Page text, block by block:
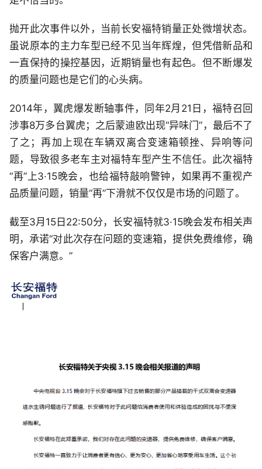
抛开此次事件以外，当前长安福特销量正处微增状态。
虽说原本的主力车型已经不见当年辉煌，但凭借新品和
一直保持的操控基因，近期销量也有起色。但不断爆发
的质量问题也是它们的心头病。
2014年，翼虎爆发断轴事件，同年2月21日，福特召回
涉事8万多台翼虎；之后蒙迪欧出现“异味门”，最后不了
了之；再加上现在车辆双离合变速箱顿挫、异响等问
题，导致很多老车主对福特车型产生不信任。此次福特
“再”上3·15晚会，也给福特敲响警钟，如果再不重视产
品质量问题，销量“再”下滑就不仅仅是市场的问题了。
截至3月15日22:50分，长安福特就3·15晚会发布相关声
明，承诺“对此次存在问题的变速箱，提供免费维修，确
保客户满意。”